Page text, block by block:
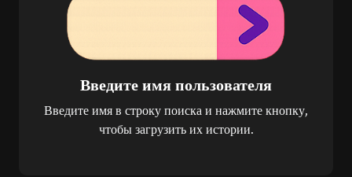
Введите имя пользователя
Введите имя в строку поиска и нажмите кнопку,
чтобы загрузить их истории.